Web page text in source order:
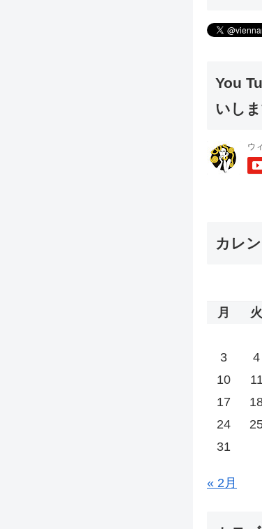
You
いし
カレ
月
火
3
4
10
11
17
24
31
« 2月